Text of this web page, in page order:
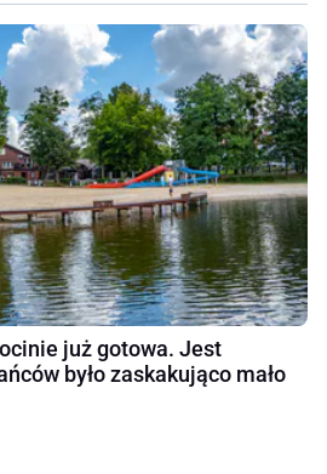
już gotowa. Jest
było zaskakująco mało